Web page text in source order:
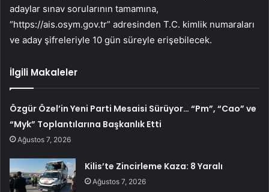
adaylar sınav sorularının tamamına,
“https://ais.osym.gov.tr” adresinden T.C. kimlik numaraları
ve aday şifreleriyle 10 gün süreyle erişebilecek.
İlgili Makaleler
Özgür Özel’in Yeni Parti Mesaisi Sürüyor… “Pm”, “Cao” ve
“Myk” Toplantılarına Başkanlık Etti
Ağustos 7, 2026
Kilis’te Zincirleme Kaza: 8 Yaralı
Ağustos 7, 2026